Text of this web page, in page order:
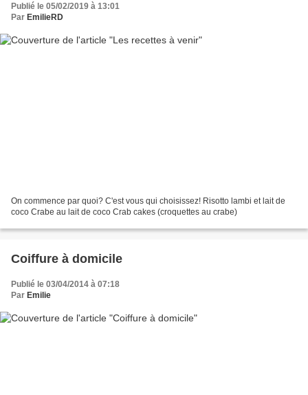
Publié le 05/02/2019 à 13:01
Par EmilieRD
On commence par quoi? C'est vous qui choisissez! Risotto lambi et lait de
coco Crabe au lait de coco Crab cakes (croquettes au crabe)
Coiffure à domicile
Publié le 03/04/2014 à 07:18
Par Emilie